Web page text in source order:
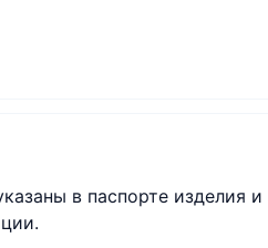
в паспорте изделия и